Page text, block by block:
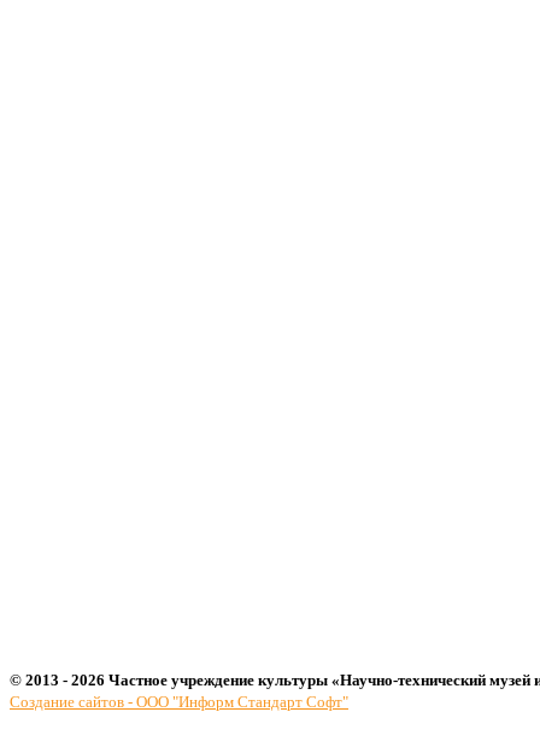
© 2013 - 2026 Частное учреждение культуры «Научно-технический музей
Создание сайтов - ООО "Информ Стандарт Софт"